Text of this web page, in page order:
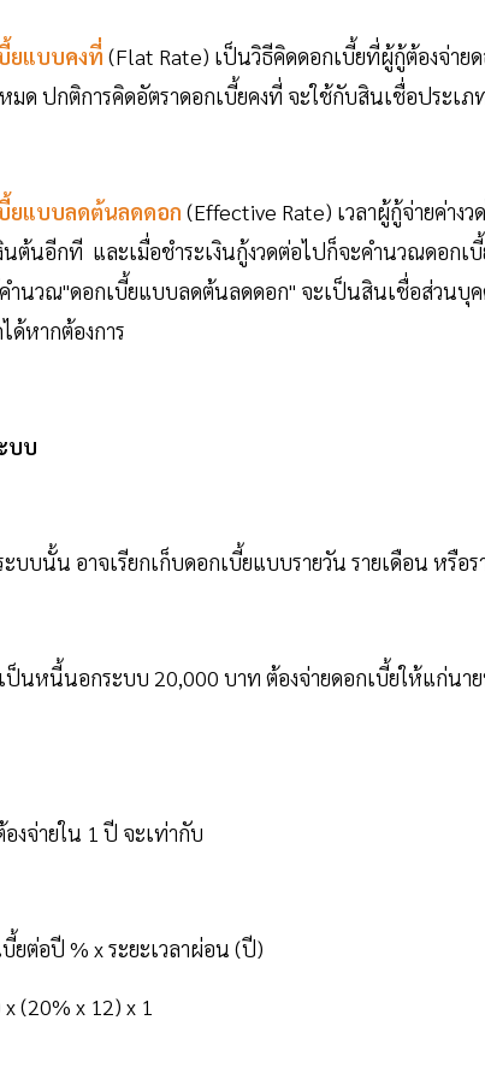
ยแบบคงที่ (Flat Rate) เป็นวิธีคิดดอกเบี้ยที่ผู้กู้ต้องจ่าย
ด ปกติการคิดอัตราดอกเบี้ยคงที่ จะใช้กับสินเชื่อประเภ
ยแบบลดต้นลดดอก (Effective Rate) เวลาผู้กู้จ่ายค่าง
นต้นอีกที และเมื่อชำระเงินกู้งวดต่อไปก็จะคำนวณดอกเ
ำนวณ"ดอกเบี้ยแบบลดต้นลดดอก" จะเป็นสินเชื่อส่วนบุ
ด้หากต้องการ
บบ
บบนั้น อาจเรียกเก็บดอกเบี้ยแบบรายวัน รายเดือน หรือ
ป็นหนี้นอกระบบ 20,000 บาท ต้องจ่ายดอกเบี้ยให้แก่น
งจ่ายใน 1 ปี จะเท่ากับ
ยต่อปี % x ระยะเวลาผ่อน (ปี)
(20% x 12) x 1